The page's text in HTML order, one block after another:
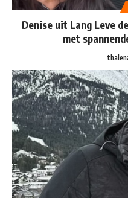
Denise uit Lang Leve
met